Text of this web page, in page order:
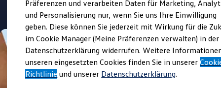
Familienautos
Kombis
Kompaktwagen
Sportwagen
Schnell verfügbare Fahrzeuge
Angebote und Produkte
Aktuelle Angebote
E-Auto-Förderung
Volkswagen Marktplatz
4.9| 553 Bewertungen
Präferenzen und verarbeiten Daten für Marketing,
und Personalisierung nur, wenn Sie uns Ihre Einwilligung
geben. Diese können Sie jederzeit mit Wirkung für die
im Cookie Manager (Meine Präferenzen verwalten) in der
Datenschutzerklärung widerrufen. Weitere
unseren eingesetzten Cookies finden Sie in unserer
Richtlinie und unserer Datenschutzerklärung.